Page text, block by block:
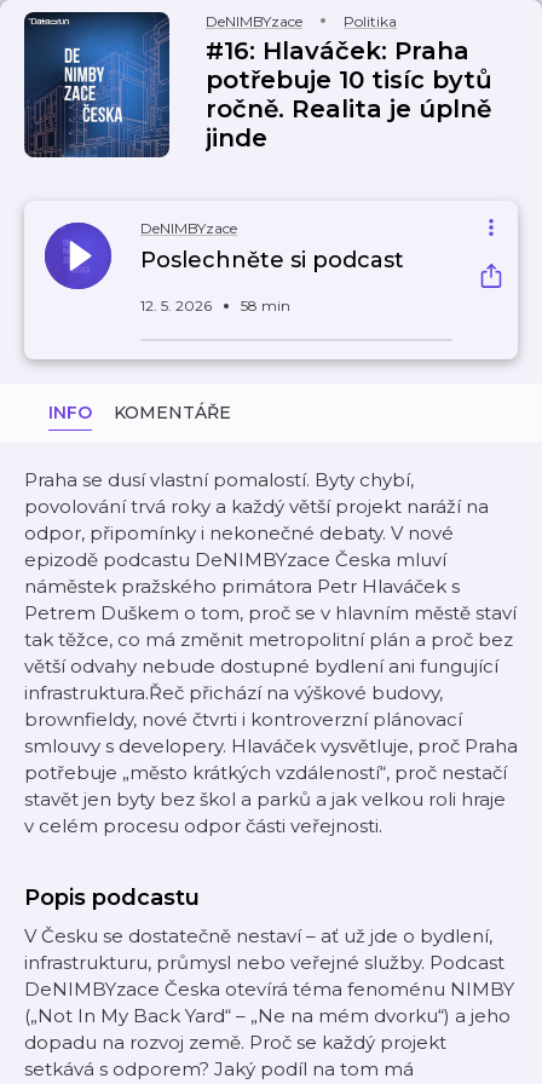
DeNIMBYzace Politika
#16: Hlaváček: Praha
potřebuje 10 tisíc bytů
ročně. Realita je úplně
jinde
DeNIMBYzace
Poslechněte si podcast
12. 5. 2026 58 min
INFO KOMENTÁŘE
Praha se dusí vlastní pomalostí. Byty chybí,
povolování trvá roky a každý větší projekt naráží na
odpor, připomínky i nekonečné debaty. V nové
epizodě podcastu DeNIMBYzace Česka mluví
náměstek pražského primátora Petr Hlaváček s
Petrem Duškem o tom, proč se v hlavním městě staví
tak těžce, co má změnit metropolitní plán a proč bez
větší odvahy nebude dostupné bydlení ani fungující
infrastruktura.Řeč přichází na výškové budovy,
brownfieldy, nové čtvrti i kontroverzní plánovací
smlouvy s developery. Hlaváček vysvětluje, proč Praha
potřebuje „město krátkých vzdáleností“, proč nestačí
stavět jen byty bez škol a parků a jak velkou roli hraje
v celém procesu odpor části veřejnosti.
Popis podcastu
V Česku se dostatečně nestaví – ať už jde o bydlení,
infrastrukturu, průmysl nebo veřejné služby. Podcast
DeNIMBYzace Česka otevírá téma fenoménu NIMBY
(„Not In My Back Yard“ – „Ne na mém dvorku“) a jeho
dopadu na rozvoj země. Proč se každý projekt
setkává s odporem? Jaký podíl na tom má